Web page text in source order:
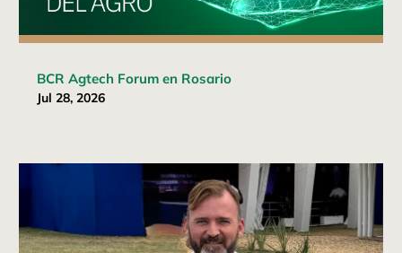
BCR Agtech Forum en Rosario
Jul 28, 2026